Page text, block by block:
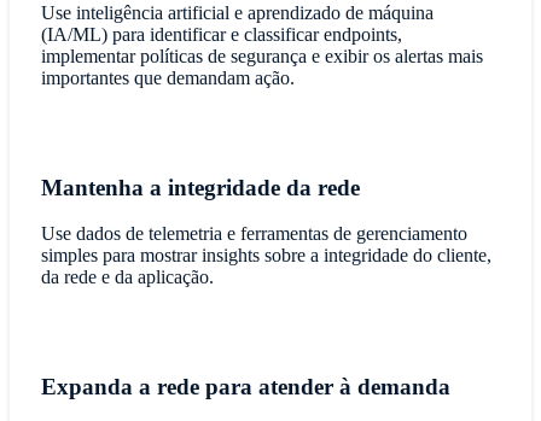
Use inteligência artificial e aprendizado de máquina
(IA/ML) para identificar e classificar endpoints,
implementar políticas de segurança e exibir os alertas mais
importantes que demandam ação.
Mantenha a integridade da rede
Use dados de telemetria e ferramentas de gerenciamento
simples para mostrar insights sobre a integridade do cliente,
da rede e da aplicação.
Expanda a rede para atender à demanda